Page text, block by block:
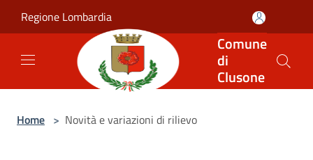
Regione Lombardia
Comune
di
Clusone
Home > Novità e variazioni di rilievo